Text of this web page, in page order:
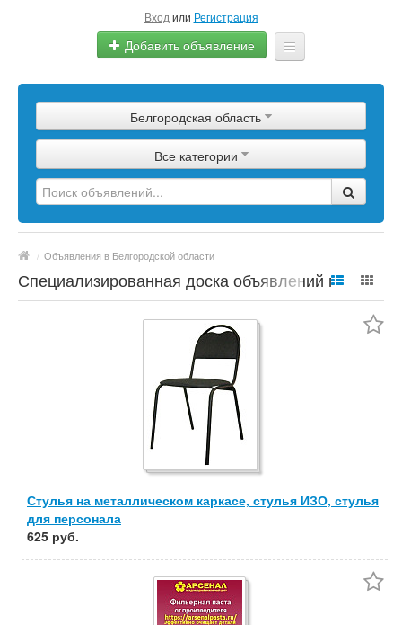
Вход или Регистрация
Добавить объявление
Сырье
Изделия
Оборудование
Еще
Белгородская область
Все категории
/ Объявления в Белгородской области
Специализированная доска объявлений по
Стулья на металлическом каркасе, стулья ИЗО, стулья
для персонала
625 руб.